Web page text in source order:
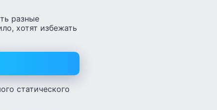
разные
хотят избежать
статического